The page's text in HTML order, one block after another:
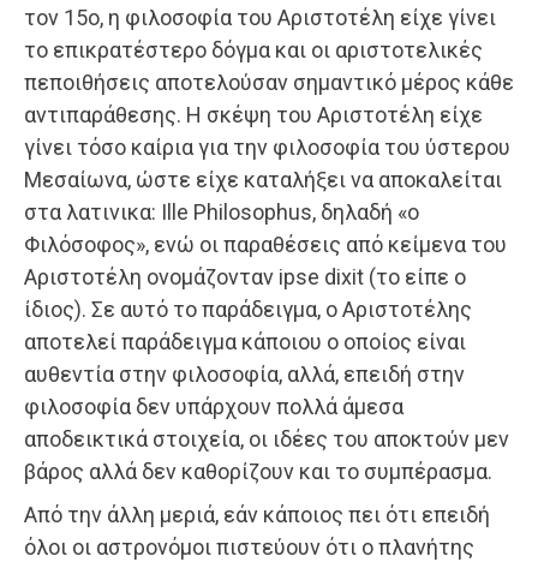
τον 15ο, η φιλοσοφία του Αριστοτέλη είχε γίνει
το επικρατέστερο δόγμα και οι αριστοτελικές
πεποιθήσεις αποτελούσαν σημαντικό μέρος κάθε
αντιπαράθεσης. Η σκέψη του Αριστοτέλη είχε
γίνει τόσο καίρια για την φιλοσοφία του ύστερου
Μεσαίωνα, ώστε είχε καταλήξει να αποκαλείται
στα λατινικα: Ille Philosophus, δηλαδή «ο
Φιλόσοφος», ενώ οι παραθέσεις από κείμενα του
Αριστοτέλη ονομάζονταν ipse dixit (το είπε ο
ίδιος). Σε αυτό το παράδειγμα, ο Αριστοτέλης
αποτελεί παράδειγμα κάποιου ο οποίος είναι
αυθεντία στην φιλοσοφία, αλλά, επειδή στην
φιλοσοφία δεν υπάρχουν πολλά άμεσα
αποδεικτικά στοιχεία, οι ιδέες του αποκτούν μεν
βάρος αλλά δεν καθορίζουν και το συμπέρασμα.
Από την άλλη μεριά, εάν κάποιος πει ότι επειδή
όλοι οι αστρονόμοι πιστεύουν ότι ο πλανήτης